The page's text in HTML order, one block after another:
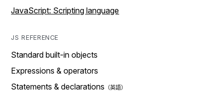
JavaScript: Scripting language
JS REFERENCE
Standard built-in objects
Expressions & operators
Statements & declarations